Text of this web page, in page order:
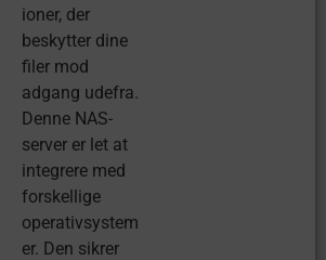
ioner, der
beskytter dine
filer mod
adgang udefra.
Denne NAS-
server er let at
integrere med
forskellige
operativsystem
er. Den sikrer